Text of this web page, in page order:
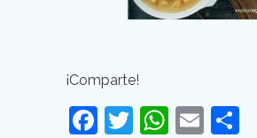
¡Comparte!
Facebook
Twitter